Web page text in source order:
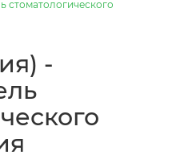
стоматологического
-